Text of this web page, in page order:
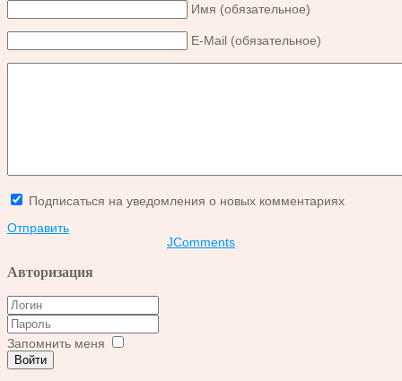
Имя (обязательное)
E-Mail (обязательное)
Подписаться на уведомления о новых комментариях
Отправить
JComments
Авторизация
Запомнить меня
Войти